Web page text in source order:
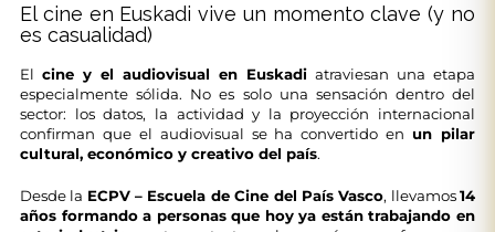
El cine en Euskadi vive un momento clave (y no
es casualidad)
Elcine y el audiovisual en Euskadiatraviesan una etapa
especialmente sólida. No es solo una sensación dentro del
sector: los datos, la actividad y la proyección internacional
confirman que el audiovisual se ha convertido en un pilar
cultural, económico y creativo del país.
Desde la ECPV – Escuela de Cine del País Vasco, llevamos14
años formando a personas que hoy ya están trabajando en